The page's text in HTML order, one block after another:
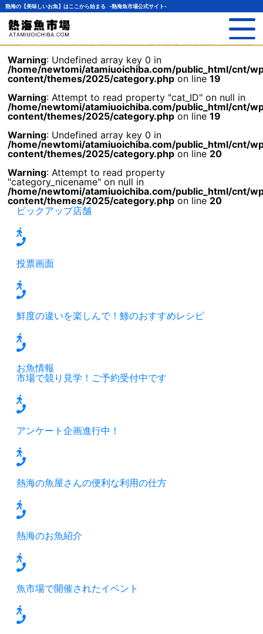
熱海の【美味しいお魚】はここから始まる -熱海魚市場公式サイト-
Warning: Undefined array key 0 in
/home/newtomi/atamiuoichiba.com/public_html/cnt/
content/themes/2025/category.phpon line 19
Warning: Attempt to read property "cat_ID" on null in
/home/newtomi/atamiuoichiba.com/public_html/cnt/
content/themes/2025/category.phpon line 19
Warning: Undefined array key 0 in
/home/newtomi/atamiuoichiba.com/public_html/cnt/
content/themes/2025/category.phpon line 20
Warning: Attempt to read property
"category_nicename" on null in
/home/newtomi/atamiuoichiba.com/public_html/cnt/
content/themes/2025/category.phpon line 20
ピックアップ店舗
投票画面
鮮度の違いを楽しんで！鯵のおすすめレシピ
お魚情報
市場で競り見学！ご予約受付中です
アンケート企画進行中！
熱海の魚屋さんの便利な利用の仕方
熱海のお魚紹介
魚市場で開催されたイベント